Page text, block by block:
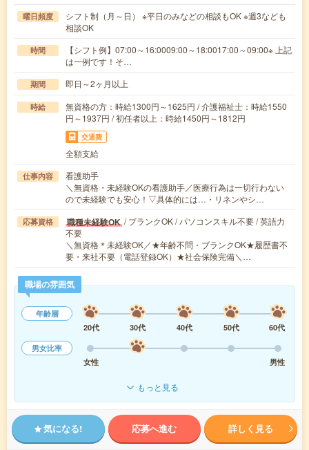
曜日頻度
シフト制（月～日） ※平日のみなどの相談もOK ※週3なども
相談OK
時間
【シフト例】07:00～16:0009:00～18:0017:00～09:00※ 上記
は一例です！そ…
期間 即日～2ヶ月以上
時給
無資格の方：時給1300円～1625円 / 介護福祉士：時給1550
円～1937円 / 初任者以上：時給1450円～1812円
交通費
全額支給
仕事内容
看護助手
＼無資格・未経験OKの看護助手／医療行為は一切行わない
ので未経験でも安心！▽具体的には…・リネンやシ…
応募資格 職種未経験OK / ブランクOK / パソコンスキル不要 / 英語力
不要
＼無資格＊未経験OK／★年齢不問・ブランクOK★履歴書不
要・来社不要（電話登録OK）★社会保険完備＼…
職場の雰囲気
年齢層
20代
30代 40代 50代
60代
男女比率
女性
男性
もっと見る
気になる! 応募へ進む 詳しく見る